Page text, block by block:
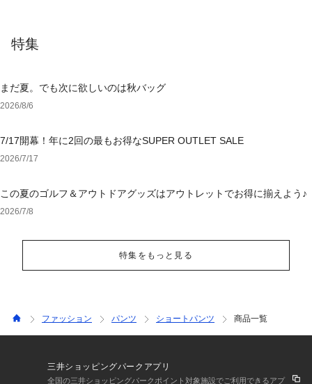
特集
まだ夏。でも次に欲しいのは秋バッグ
2026/8/6
7/17開幕！年に2回の最もお得なSUPER OUTLET SALE
2026/7/17
この夏のゴルフ＆アウトドアグッズはアウトレットでお得に揃えよう♪
2026/7/8
特集をもっと見る
ファッション パンツ ショートパンツ 商品一覧
三井ショッピングパークアプリ
全国の三井ショッピングパークポイント対象施設でご利用できるアプ